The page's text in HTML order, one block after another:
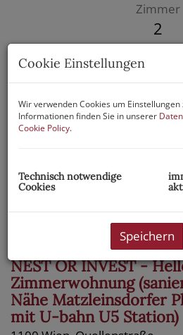
Zimmer
2
Fläche
ca. 44,96
Kaufpreis
NEST OR INVEST -
Zimmerwohnung
Nähe Matzleinsdorfer
mit U-bahn U5 Station)
Cookie Einstellungen
Wir verwenden Cookies um
Informationen finden Sie in unserer
Cookie Policy.
Technisch notwendige
Cookies
Speichern